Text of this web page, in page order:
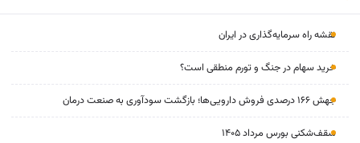
نقشه راه سرمایه‌گذاری در ایران
خرید سهام در جنگ و تورم منطقی است؟
جهش ۱۶۶ درصدی فروش دارویی‌ها؛ بازگشت سودآوری به صنعت درمان
سقف‌شکنی بورس مرداد ۱۴۰۵